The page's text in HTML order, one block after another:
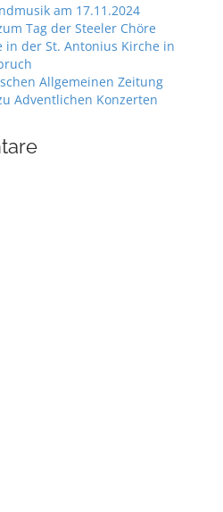
am 17.11.2024
Tag der Steeler Chöre
in der St. Antonius Kirche in
Allgemeinen Zeitung
Adventlichen Konzerten